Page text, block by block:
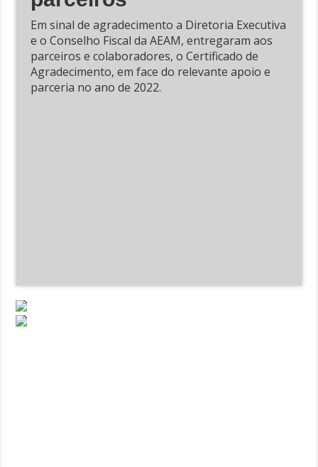
Em sinal de agradecimento a Diretoria Executiva
e o Conselho Fiscal da AEAM, entregaram aos
parceiros e colaboradores, o Certificado de
Agradecimento, em face do relevante apoio e
parceria no ano de 2022.